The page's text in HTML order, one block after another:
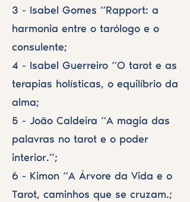
3 - Isabel Gomes “Rapport: a
harmonia entre o tarólogo e o
consulente;
4 - Isabel Guerreiro “O tarot e as
terapias holísticas, o equilíbrio da
alma;
5 - João Caldeira “A magia das
palavras no tarot e o poder
interior.”;
6 - Kimon “A Árvore da Vida e o
Tarot, caminhos que se cruzam.;